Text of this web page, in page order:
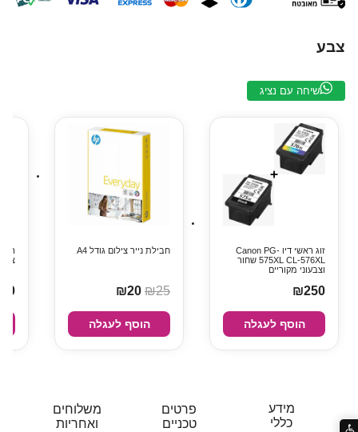
צבע
שיחה עם נציג
זוג ראשי דיו Canon PG-
575XL CL-576XL שחור
וצבעוני מקוריים
₪250
הוסף לעגלה
חבילת נייר צילום גודל A4
₪25
הוסף לעגלה
צבע
מידע
כללי
פרטים
טכניים
משלוחים
ואחריות